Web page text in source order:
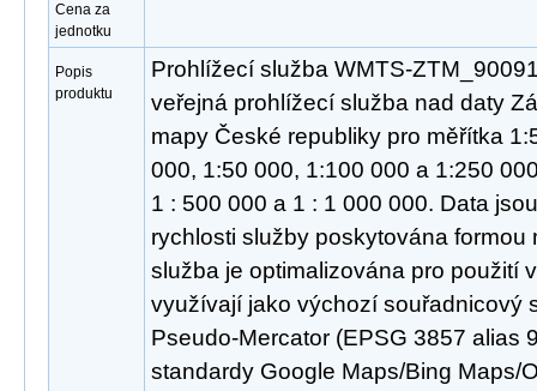
Cena za
jednotku
Popis
produktu
Prohlížecí služba WMTS-
veřejná prohlížecí služba nad daty
mapy České republiky pro měřítka
000, 1:50 000, 1:100 000 a 1:250
1 : 500 000 a 1 : 1 000 000. Data
rychlosti služby poskytována formou
služba je optimalizována pro použití
využívají jako výchozí souřadnicový
Pseudo-Mercator (EPSG 3857 alias
standardy Google Maps/Bing Maps/